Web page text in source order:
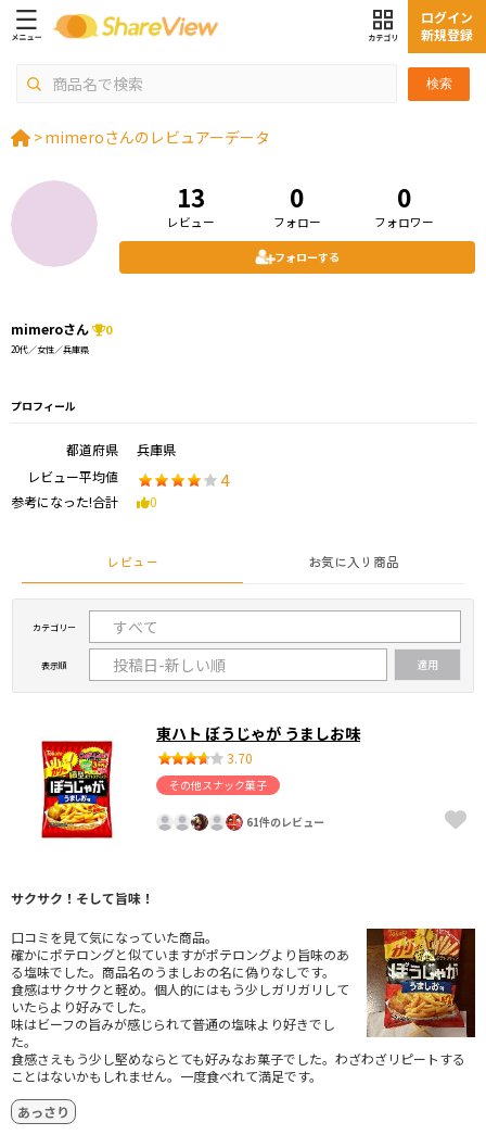
検索
ログイン
新規登録
>mimeroさんのレビュアーデータ
13
レビュー
0
フォロー
0
フォロワー
フォローする
mimeroさん 0
20代／女性／兵庫県
プロフィール
都道府県
兵庫県
レビュー平均値
4
参考になった!合計 0
レビュー お気に入り商品
カテゴリー
表示順
東ハト ぼうじゃが うましお味
3.70
その他スナック菓子
61件のレビュー
サクサク！そして旨味！
口コミを見て気になっていた商品。
確かにポテロングと似ていますがポテロングより旨味のあ
る塩味でした。商品名のうましおの名に偽りなしです。
食感はサクサクと軽め。個人的にはもう少しガリガリして
いたらより好みでした。
味はビーフの旨みが感じられて普通の塩味より好きでし
た。
食感さえもう少し堅めならとても好みなお菓子でした。わざわざリピートする
ことはないかもしれません。一度食べれて満足です。
あっさり